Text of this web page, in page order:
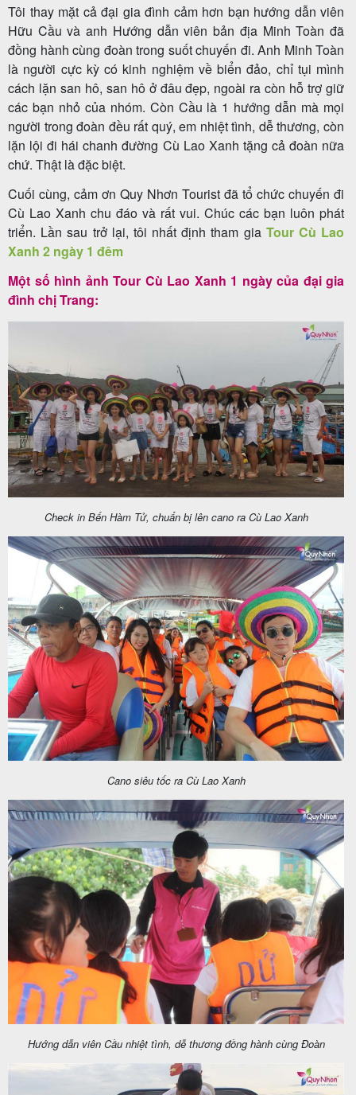
Combo
Quy
Nhơn
Lịch
khởi
Tin
lịch
Quy
Nhơn
Tourist
Cảm
khách
Tuyển
dụng
Liên
hệ
Tôi thay mặt cả đại gia đình cảm hơn bạn hướng dẫn viên
Hữu Cầu và anh Hướng dẫn viên bản địa Minh Toàn đã
đồng hành cùng đoàn trong suốt chuyến đi. Anh Minh Toàn
là người cực kỳ có kinh nghiệm về biển đảo, chỉ tụi mình
cách lặn san hô, san hô ở đâu đẹp, ngoài ra còn hỗ trợ giữ
các bạn nhỏ của nhóm. Còn Cầu là 1 hướng dẫn mà mọi
người trong đoàn đều rất quý, em nhiệt tình, dễ thương, còn
lặn lội đi hái chanh đường Cù Lao Xanh tặng cả đoàn nữa
chứ. Thật là đặc biệt.
Cuối cùng, cảm ơn Quy Nhơn Tourist đã tổ chức chuyến đi
Cù Lao Xanh chu đáo và rất vui. Chúc các bạn luôn phát
triển. Lần sau trở lại, tôi nhất định tham gia Tour Cù Lao
Xanh 2 ngày 1 đêm
Một số hình ảnh Tour Cù Lao Xanh 1 ngày của đại gia
đình chị Trang:
Check in Bến Hàm Tử, chuẩn bị lên cano ra Cù Lao Xanh
Cano siêu tốc ra Cù Lao Xanh
Hướng dẫn viên Cầu nhiệt tình, dễ thương đồng hành cùng Đoàn